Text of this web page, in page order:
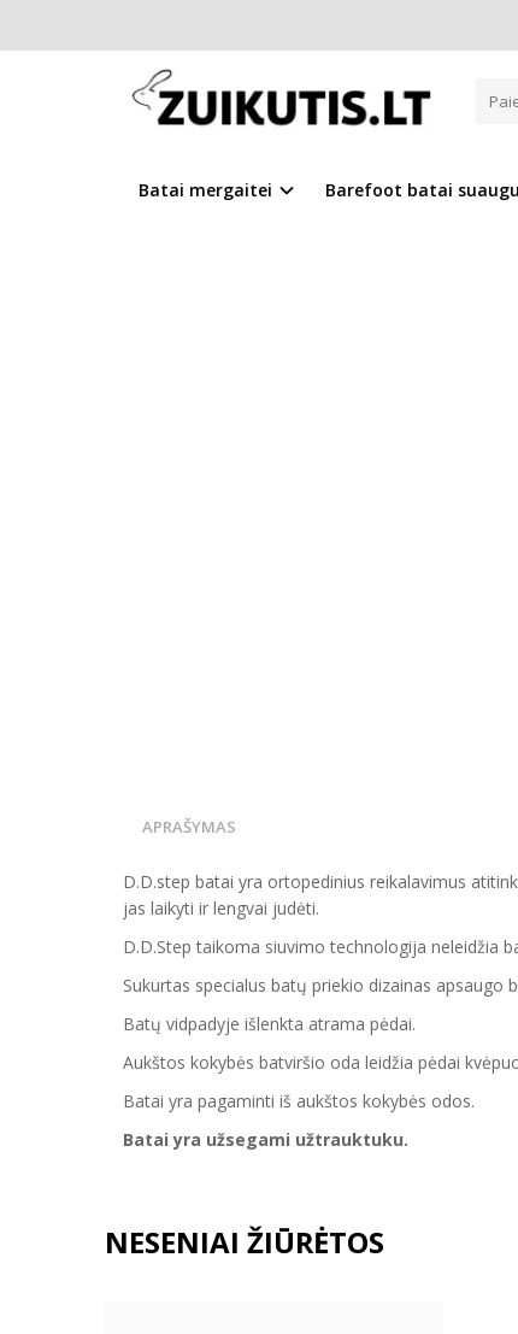
Batai mergaitei Barefoot batai
Pagrindinis Batai mergaitei D.D.Step batai
BATAI SU VILNA 25-30 D.
Į PALYGINIMĄ Į
APRAŠYMAS
D.D.step batai yra ortopedinius reikalavimus
jas laikyti ir lengvai judėti.
D.D.Step taikoma siuvimo technologija neleidžia
Sukurtas specialus batų priekio dizainas apsaugo
Batų vidpadyje išlenkta atrama pėdai.
Aukštos kokybės batviršio oda leidžia pėdai
Batai yra pagaminti iš aukštos kokybės odos.
Batai yra užsegami užtrauktuku.
NESENIAI ŽIŪRĖTOS